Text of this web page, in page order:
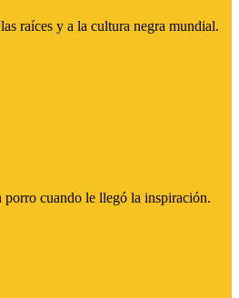
raíces y a la cultura negra mundial.
porro cuando le llegó la inspiración.